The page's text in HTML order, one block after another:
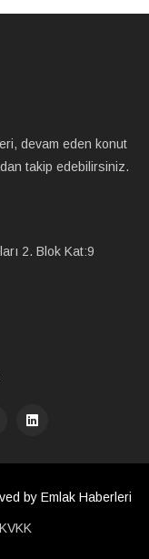
devam eden konut
takip edebilirsiniz.
2. Blok Kat:9
by Emlak Haberleri
KVKK